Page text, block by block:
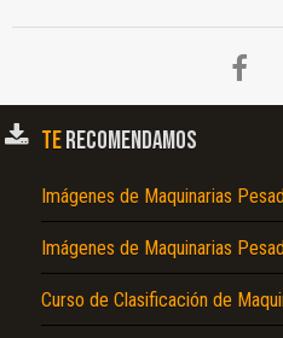
TERECOMENDAMOS
Imágenes de Maquinarias
Imágenes de Maquinarias
Curso de Clasificación de